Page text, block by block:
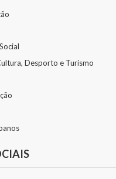
Desporto e Turismo